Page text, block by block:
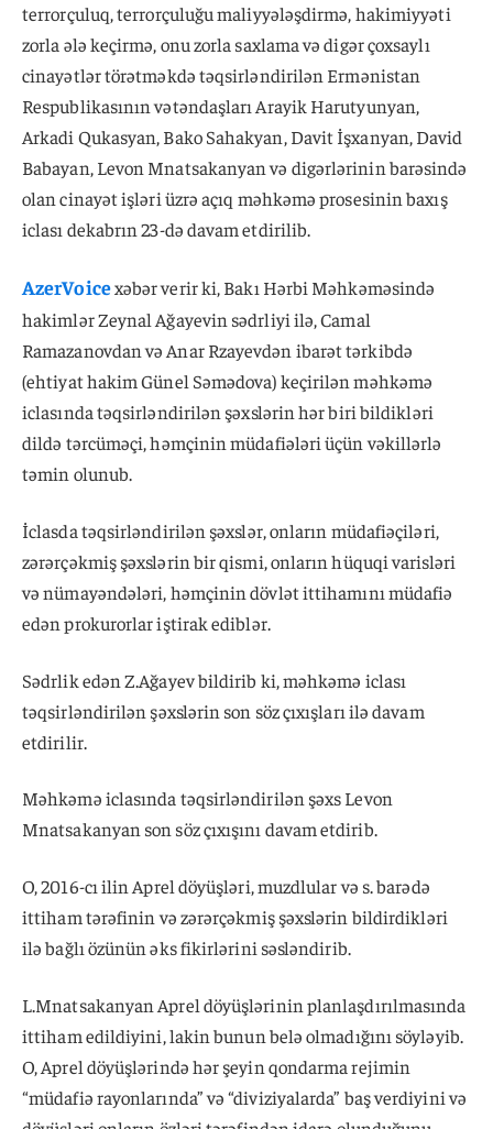
terrorçuluq, terrorçuluğu maliyyələşdirmə, hakimiyyəti
zorla ələ keçirmə, onu zorla saxlama və digər çoxsaylı
cinayətlər törətməkdə təqsirləndirilən Ermənistan
Respublikasının vətəndaşları Arayik Harutyunyan,
Arkadi Qukasyan, Bako Sahakyan, Davit İşxanyan, David
Babayan, Levon Mnatsakanyan və digərlərinin barəsində
olan cinayət işləri üzrə açıq məhkəmə prosesinin baxış
iclası dekabrın 23-də davam etdirilib.
AzerVoicexəbər verir ki, Bakı Hərbi Məhkəməsində
hakimlər Zeynal Ağayevin sədrliyi ilə, Camal
Ramazanovdan və Anar Rzayevdən ibarət tərkibdə
(ehtiyat hakim Günel Səmədova) keçirilən məhkəmə
iclasında təqsirləndirilən şəxslərin hər biri bildikləri
dildə tərcüməçi, həmçinin müdafiələri üçün vəkillərlə
təmin olunub.
İclasda təqsirləndirilən şəxslər, onların müdafiəçiləri,
zərərçəkmiş şəxslərin bir qismi, onların hüquqi varisləri
və nümayəndələri, həmçinin dövlət ittihamını müdafiə
edən prokurorlar iştirak ediblər.
Sədrlik edən Z.Ağayev bildirib ki, məhkəmə iclası
təqsirləndirilən şəxslərin son söz çıxışları ilə davam
etdirilir.
Məhkəmə iclasında təqsirləndirilən şəxs Levon
Mnatsakanyan son söz çıxışını davam etdirib.
O, 2016-cı ilin Aprel döyüşləri, muzdlular və s. barədə
ittiham tərəfinin və zərərçəkmiş şəxslərin bildirdikləri
ilə bağlı özünün əks fikirlərini səsləndirib.
L.Mnatsakanyan Aprel döyüşlərinin planlaşdırılmasında
ittiham edildiyini, lakin bunun belə olmadığını söyləyib.
O, Aprel döyüşlərində hər şeyin qondarma rejimin
“müdafiə rayonlarında” və “diviziyalarda” baş verdiyini və